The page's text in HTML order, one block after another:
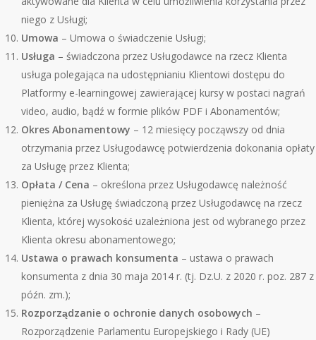
niego z Usługi;
Umowa – Umowa o świadczenie Usługi;
Usługa – świadczona przez Usługodawce na rzecz Klienta
usługa polegająca na udostępnianiu Klientowi dostępu do
Platformy e-learningowej zawierającej kursy w postaci nagrań
video, audio, bądź w formie plików PDF i Abonamentów;
Okres Abonamentowy – 12 miesięcy począwszy od dnia
otrzymania przez Usługodawcę potwierdzenia dokonania opłaty
za Usługę przez Klienta;
Opłata / Cena – określona przez Usługodawcę należność
pieniężna za Usługę świadczoną przez Usługodawcę na rzecz
Klienta, której wysokość uzależniona jest od wybranego przez
Klienta okresu abonamentowego;
Ustawa o prawach konsumenta – ustawa o prawach
konsumenta z dnia 30 maja 2014 r. (tj. Dz.U. z 2020 r. poz. 287 z
późn. zm.);
Rozporządzanie o ochronie danych osobowych –
Rozporządzenie Parlamentu Europejskiego i Rady (UE)